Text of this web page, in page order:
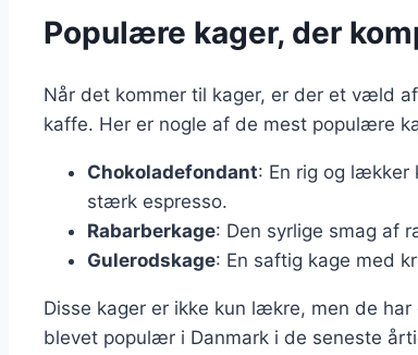
Populære kager, der
Når det kommer til kager, er der et væld
kaffe. Her er nogle af de mest populære
Chokoladefondant: En rig og lækker
stærk espresso.
Rabarberkage: Den syrlige smag af
Gulerodskage: En saftig kage med
Disse kager er ikke kun lækre, men de
blevet populær i Danmark i de seneste